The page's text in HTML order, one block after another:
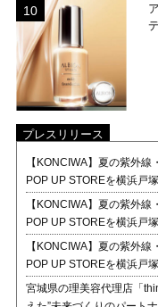
プレスリリース
【KONCIWA】夏の紫外
POP UP STOREを横浜戸
【KONCIWA】夏の紫外
POP UP STOREを横浜戸
【KONCIWA】夏の紫外
POP UP STOREを横浜戸
宮城県の理美容代理店「